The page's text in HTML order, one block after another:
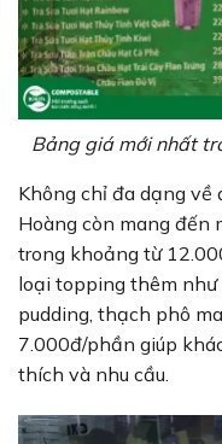
Bảng giá mới nhất
Không chỉ đa dạng về
Hoàng còn mang đến
trong khoảng từ
loại topping thêm như
pudding, thạch phô
7.000đ/phần giúp
thích và nhu cầu.